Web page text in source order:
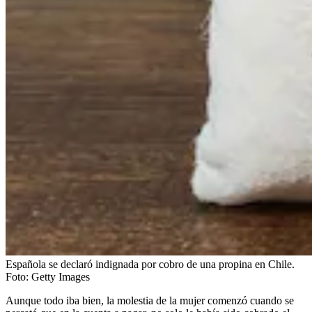
Española se declaró indignada por cobro de una propina en Chile.
Foto: Getty Images
Aunque todo iba bien, la molestia de la mujer comenzó cuando se